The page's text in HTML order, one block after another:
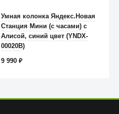
Умная колонка Яндекс.Новая
Станция Мини (с часами) с
Алисой, синий цвет (YNDX-
00020B)
9 990₽